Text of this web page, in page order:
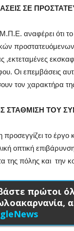
ΣΕ
Μ.Π.Ε. αναφέρει ότι
,εκτεταμένες
Οι επεμβάσεις
τον χαρακτήρα
ΣΤΑΘΜΙΣΗ ΤΟΥ
προσεγγίζει το έργο
οπτική
της πόλης και την
πρώτοι